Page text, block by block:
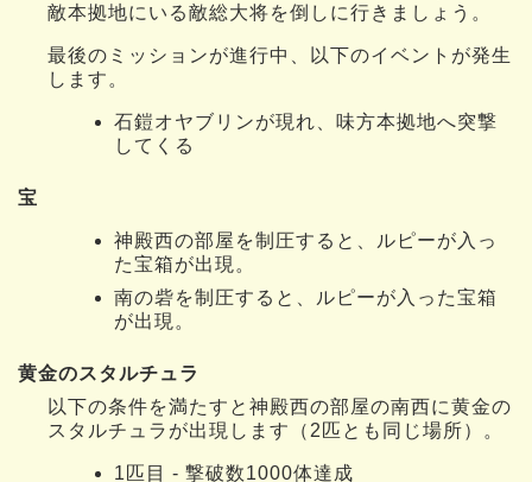
敵本拠地にいる敵総大将を倒しに行きましょう。
最後のミッションが進行中、以下のイベントが発生
します。
石鎧オヤブリンが現れ、味方本拠地へ突撃
してくる
宝
神殿西の部屋を制圧すると、ルピーが入っ
た宝箱が出現。
南の砦を制圧すると、ルピーが入った宝箱
が出現。
黄金のスタルチュラ
以下の条件を満たすと神殿西の部屋の南西に黄金の
スタルチュラが出現します（2匹とも同じ場所）。
1匹目 - 撃破数1000体達成